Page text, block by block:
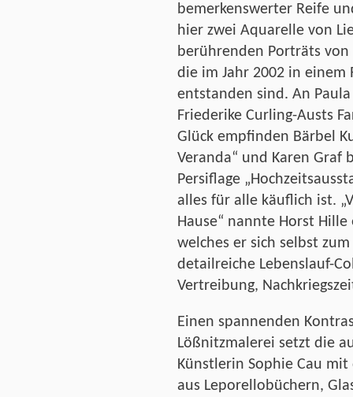
bemerkenswerter Reife
hier zwei Aquarelle von
berührenden Porträts von
die im Jahr 2002 in einem
entstanden sind. An
Friederike Curling-Austs
Glück empfinden Bärbel
Veranda“ und Karen Graf
Persiflage
alles für alle käuflich ist.
Hause“ nannte Horst
welches er sich selbst
detailreiche Lebenslauf-
Vertreibung,
Einen spannenden
Lößnitzmalerei setzt die
Künstlerin Sophie Cau
aus Leporellobüchern,